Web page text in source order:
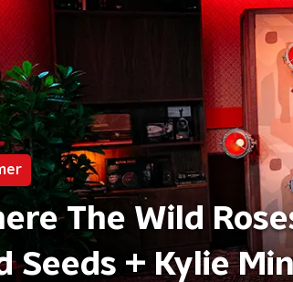
The Wild
Seeds + Kylie